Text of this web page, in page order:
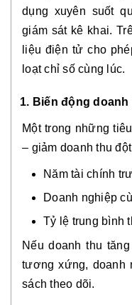
dụng xuyên suốt
giám sát kê khai.
liệu điện tử cho
loạt chỉ số cùng lúc.
1. Biến động
Một trong những
– giảm doanh thu
Năm tài chính
Doanh nghiệp
Tỷ lệ trung bình
Nếu doanh thu
tương xứng, doanh
sách theo dõi.